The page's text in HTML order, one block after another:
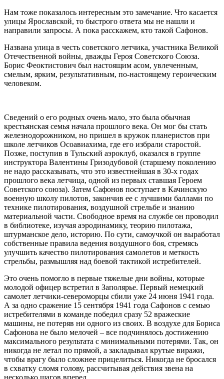
Нам тоже показалось интересным это замечание. Что касается
улицы Ярославской, то быстрого ответа мы не нашли и
направили запросы. А пока расскажем, кто такой Сафонов.
Названа улица в честь советского летчика, участника Великой
Отечественной войны, дважды Героя Советского Союза.
Борис Феоктистович был настоящим асом, увлеченным,
смелым, ярким, результативным, по-настоящему героическим
человеком.
Сведений о его родных очень мало, это была обычная
крестьянская семья начала прошлого века. Он мог бы стать
железнодорожником, но пришел в кружок планеристов при
школе летчиков Осоавиахима, где его избрали старостой.
Позже, поступив в Тульский аэроклуб, оказался в группе
инструктора Валентины Гризодубовой (старшему поколению
не надо рассказывать, что это известнейшая в 30-х годах
прошлого века летчица, одной из первых ставшая Героем
Советского союза). Затем Сафонов поступает в Качинскую
военную школу пилотов, закончив ее с лучшими баллами по
технике пилотирования, воздушной стрельбе и знанию
материальной части. Свободное время на службе он проводил
в библиотеке, изучая аэродинамику, теорию пилотажа,
штурманское дело, историю. По сути, самоучкой он выработал
собственные правила ведения воздушного боя, стремясь
улучшить качество пилотирования самолетов и меткость
стрельбы, размышляя над боевой тактикой истребителей.
Это очень помогло в первые тяжелые дни войны, которые
молодой офицер встретил в Заполярье. Первый немецкий
самолет летчики-североморцы сбили уже 24 июня 1941 года.
А за одно сражение 15 сентября 1941 года Сафонов с семью
истребителями в команде победил сразу 52 вражеские
машины, не потеряв ни одного из своих. В воздухе для Бориса
Сафонова не было мелочей – все подчинялось достижению
максимального результата с минимальными потерями. Так, он
никогда не летал по прямой, а закладывал крутые виражи,
чтобы врагу было сложнее прицелиться. Никогда не бросался
в схватку сломя голову, рассчитывая действия звена на
несколько шагов вперед.